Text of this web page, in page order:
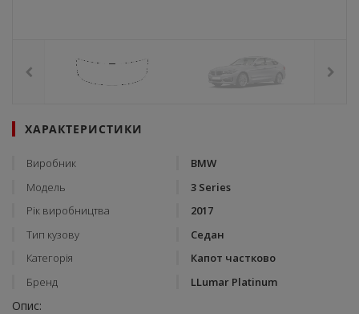
ХАРАКТЕРИСТИКИ
Виробник
BMW
Модель
3 Series
Рік виробництва
2017
Тип кузову
Седан
Категорія
Капот частково
Бренд
LLumar Platinum
Опис: